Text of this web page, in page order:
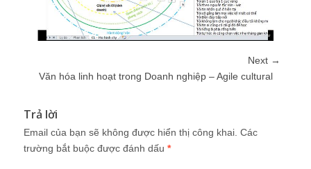
Next →
Văn hóa linh hoạt trong Doanh nghiệp – Agile cultural
Trả lời
Email của bạn sẽ không được hiển thị công khai. Các
trường bắt buộc được đánh dấu *